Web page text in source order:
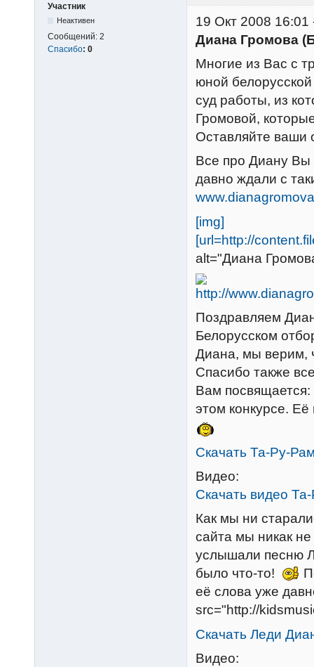
Участник
Неактивен
Сообщений: 2
Спасибо: 0
19 Окт 2008
Диана Громова
Многие из Вас с
юной
суд работы, из
Громовой,
Оставляйте ваши
Все про Диану Вы
давно ждали с
[img]
[url=http://
alt="Диана
Поздравляем
Белорусском
Диана, мы верим,
Спасибо также
Вам
этом конкурсе.
Скачать Та-Ру-
Видео:
Скачать видео
Как мы ни
сайта мы никак
услышали песню
было что-то!
её слова уже
src="http://
Скачать Леди
Видео: